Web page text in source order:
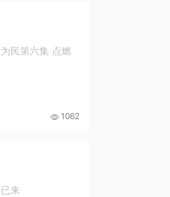
民第六集 点燃
1062
来